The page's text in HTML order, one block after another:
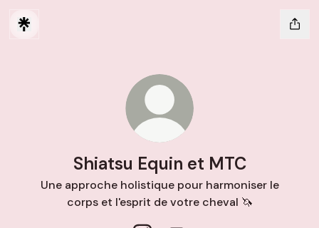
Shiatsu Equin et MTC
Une approche holistique pour harmoniser le
corps et l'esprit de votre cheval 🦄